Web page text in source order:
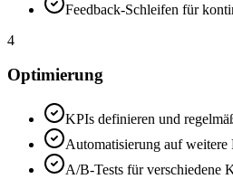
Feedback-Schleifen für
4
Optimierung
KPIs definieren und
Automatisierung auf weitere
A/B-Tests für verschiedene